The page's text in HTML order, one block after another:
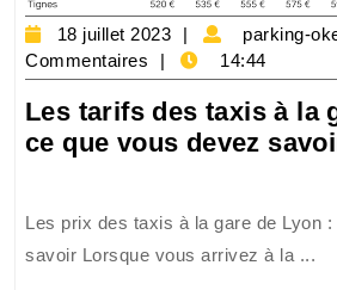
18 juillet 2023
18
juillet
2023
parking-
Commentaires
14:44
Les tarifs des taxis à la
ce que vous devez
Les prix des taxis à la gare de Lyon
savoir Lorsque vous arrivez à la ...